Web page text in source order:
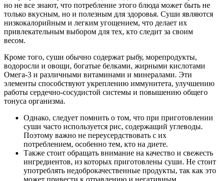
но не все знают, что потребление этого блюда может быть не
только вкусным, но и полезным для здоровья. Суши являются
низкокалорийным и легким угощением, что делает их
привлекательным выбором для тех, кто следит за своим
весом.
Кроме того, суши обычно содержат рыбу, морепродукты,
водоросли и овощи, богатые белками, жирными кислотами
Омега-3 и различными витаминами и минералами. Эти
элементы способствуют укреплению иммунитета, улучшению
работы сердечно-сосудистой системы и повышению общего
тонуса организма.
Однако, следует помнить о том, что при приготовлении
суши часто используется рис, содержащий углеводы.
Поэтому важно не переусердствовать с их
потреблением, особенно тем, кто на диете.
Также стоит обращать внимание на качество и свежесть
ингредиентов, из которых приготовлены суши. Не стоит
употреблять недоброкачественные продукты, так как это